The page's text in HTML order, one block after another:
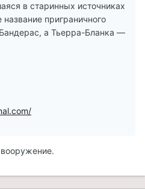
в старинных источниках
приграничного
а Тьерра-Бланка —